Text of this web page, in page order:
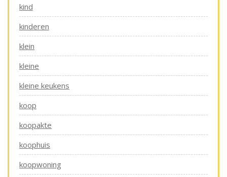
kind
kinderen
klein
kleine
kleine keukens
koop
koopakte
koophuis
koopwoning